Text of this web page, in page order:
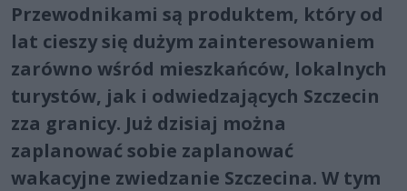
Przewodnikami są produktem, który od
lat cieszy się dużym zainteresowaniem
zarówno wśród mieszkańców, lokalnych
turystów, jak i odwiedzających Szczecin
zza granicy. Już dzisiaj można
zaplanować sobie zaplanować
wakacyjne zwiedzanie Szczecina. W tym